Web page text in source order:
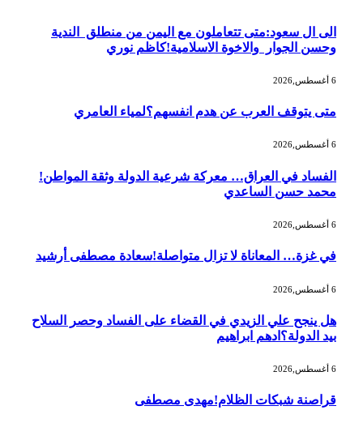
الى ال سعود:متى تتعاملون مع اليمن من منطلق الندية
وحسن الجوار والاخوة الاسلامية!كاظم نوري
متى يتوقف العرب عن هدم انفسهم؟لمياء العامري
الفساد في العراق… معركة شرعية الدولة وثقة المواطن!
محمد حسن الساعدي
في غزة… المعاناة لا تزال متواصلة!سعادة مصطفى أرشيد
هل ينجح علي الزيدي في القضاء على الفساد وحصر السلاح
بيد الدولة؟ادهم ابراهيم
‫قراصنة شبكات الظلام!مهدى مصطفى